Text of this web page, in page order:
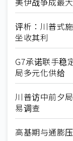
评析：川普式
坐收其利
G7承诺联手稳
局多元化供给
川普访中前夕
易调查
高基期与通膨